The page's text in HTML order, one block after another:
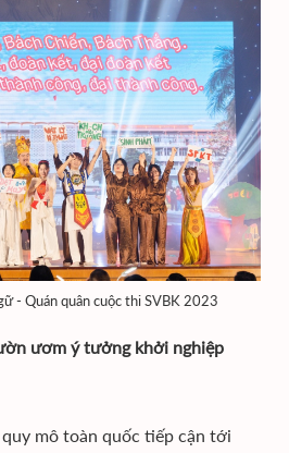
- Quán quân cuộc thi SVBK 2023
ươm ý tưởng khởi nghiệp
mô toàn quốc tiếp cận tới